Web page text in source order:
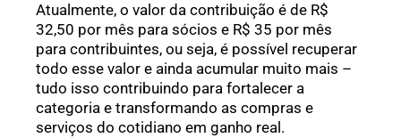
Atualmente, o valor da contribuição é de R$
32,50 por mês para sócios e R$ 35 por mês
para contribuintes, ou seja, é possível recuperar
todo esse valor e ainda acumular muito mais –
tudo isso contribuindo para fortalecer a
categoria e transformando as compras e
serviços do cotidiano em ganho real.